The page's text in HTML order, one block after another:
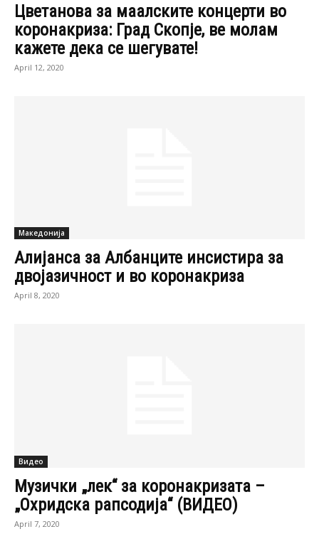
Цветанова за маалските концерти во
коронакриза: Град Скопје, ве молам
кажете дека се шегувате!
April 12, 2020
Македонија
Алијанса за Албанците инсистира за
двојазичност и во коронакриза
April 8, 2020
Видео
Музички „лек“ за коронакризата –
„Охридска рапсодија“ (ВИДЕО)
April 7, 2020